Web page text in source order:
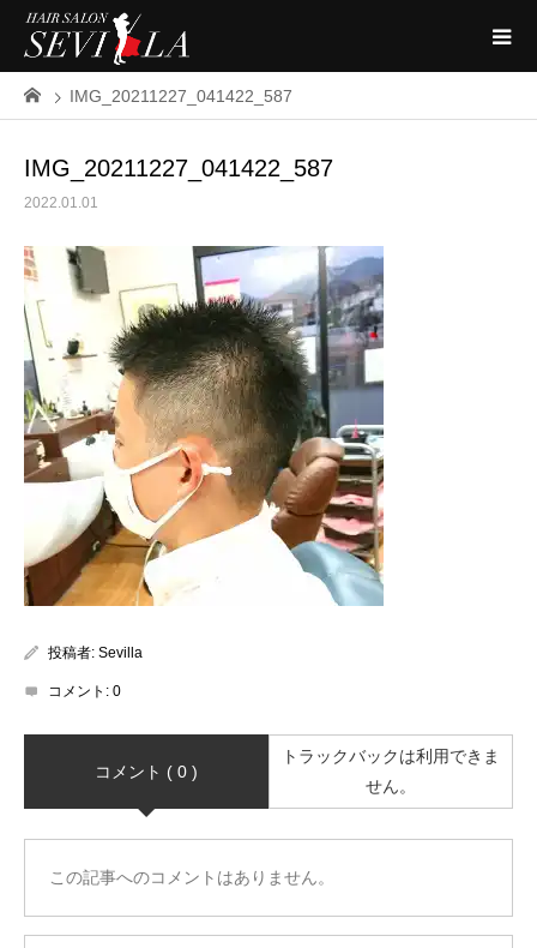
IMG_20211227_041422_587
IMG_20211227_041422_587
2022.01.01
投稿者: Sevilla
コメント: 0
コメント ( 0 )
トラックバックは利用できま
せん。
この記事へのコメントはありません。